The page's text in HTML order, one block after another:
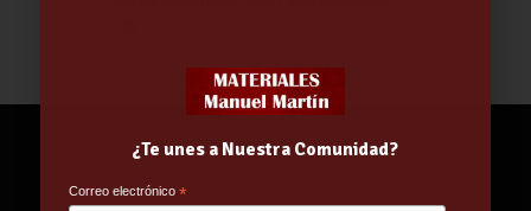
¿Te unes a Nuestra Comunidad?
Correo electrónico*